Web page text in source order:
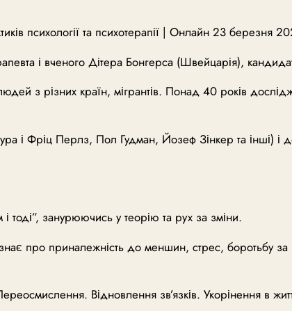
психології та психотерапії | Онлайн 23 березня
і вченого Дітера Бонгерса (Швейцарія),
з різних країн, мігрантів. Понад 40 років
і Фріц Перлз, Пол Гудман, Йозеф Зінкер та інші) і
занурюючись у теорію та рух за зміни.
про приналежність до меншин, стрес, боротьбу за
Відновлення зв’язків. Укорінення в